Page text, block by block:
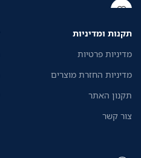
העבודה מתבצעת, כך שתוכלו
תקנות ומדיניות
מדיניות פרטיות
מדיניות החזרת מוצרים
תקנון האתר
צור קשר